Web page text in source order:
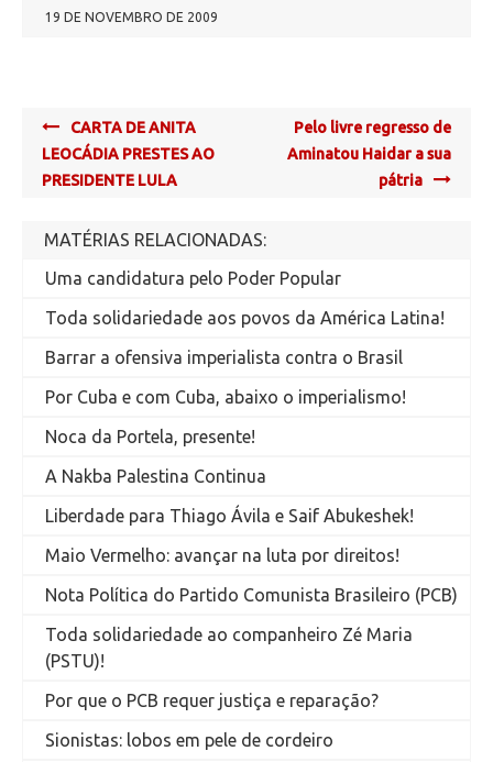
19 DE NOVEMBRO DE 2009
Post
navigation
CARTA DE ANITA
LEOCÁDIA PRESTES AO
PRESIDENTE LULA
Pelo livre regresso de
Aminatou Haidar a sua
pátria
MATÉRIAS RELACIONADAS:
Uma candidatura pelo Poder Popular
Toda solidariedade aos povos da América Latina!
Barrar a ofensiva imperialista contra o Brasil
Por Cuba e com Cuba, abaixo o imperialismo!
Noca da Portela, presente!
A Nakba Palestina Continua
Liberdade para Thiago Ávila e Saif Abukeshek!
Maio Vermelho: avançar na luta por direitos!
Nota Política do Partido Comunista Brasileiro (PCB)
Toda solidariedade ao companheiro Zé Maria
(PSTU)!
Por que o PCB requer justiça e reparação?
Sionistas: lobos em pele de cordeiro